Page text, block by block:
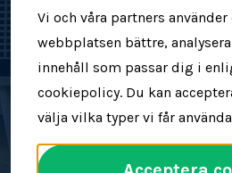
Sälj din bostad
Få högre
Jämför
Vi och våra partners
webbplatsen bättre,
innehåll som passar dig i
cookiepolicy. Du kan
välja vilka typer vi får